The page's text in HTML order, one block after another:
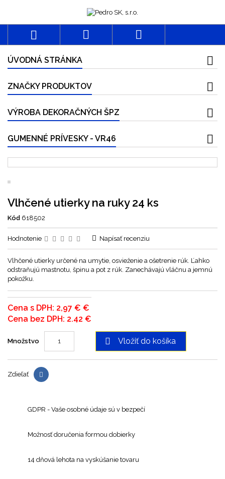
  
ÚVODNÁ STRÁNKA
ZNAČKY PRODUKTOV
VÝROBA DEKORAČNÝCH ŠPZ
GUMENNÉ PRÍVESKY - VR46
Vlhčené utierky na ruky 24 ks
Kód 618502
Hodnotenie Napísať recenziu
Vlhčené utierky určené na umytie, osvieženie a ošetrenie rúk. Ľahko
odstraňujú mastnotu, špinu a pot z rúk. Zanechávajú vláčnu a jemnú
pokožku.
Cena s DPH: 2,97 € €
Cena bez DPH: 2.42 €
Množstvo  Vložiť do košíka
Zdieľať
GDPR - Vaše osobné údaje sú v bezpečí
Možnosť doručenia formou dobierky
14 dňová lehota na vyskúšanie tovaru